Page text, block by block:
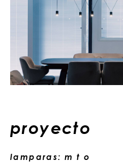
proyecto
lamparas: m t o